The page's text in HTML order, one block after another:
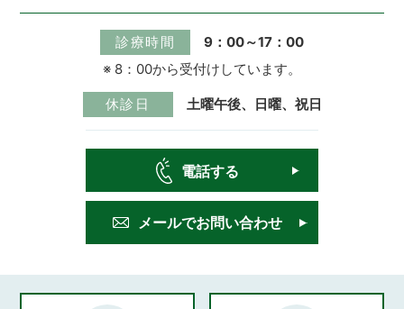
診療時間
9：00～17：00
※ 8：00から受付けしています。
休診日 土曜午後、日曜、祝日
メールでお問い合わせ
電話する